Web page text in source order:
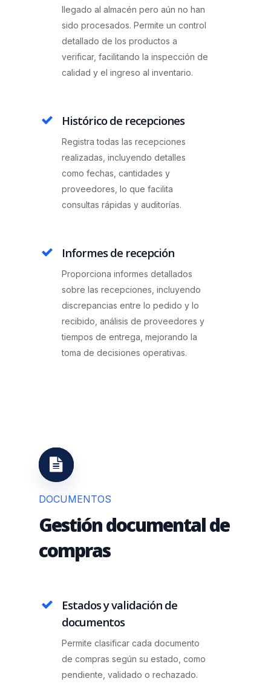
llegado al almacén pero aún no han
sido procesados. Permite un control
detallado de los productos a
verificar, facilitando la inspección de
calidad y el ingreso al inventario.
Histórico de recepciones
Registra todas las recepciones
realizadas, incluyendo detalles
como fechas, cantidades y
proveedores, lo que facilita
consultas rápidas y auditorías.
Informes de recepción
Proporciona informes detallados
sobre las recepciones, incluyendo
discrepancias entre lo pedido y lo
recibido, análisis de proveedores y
tiempos de entrega, mejorando la
toma de decisiones operativas.
DOCUMENTOS
Gestión documental de
compras
Estados y validación de
documentos
Permite clasificar cada documento
de compras según su estado, como
pendiente, validado o rechazado.